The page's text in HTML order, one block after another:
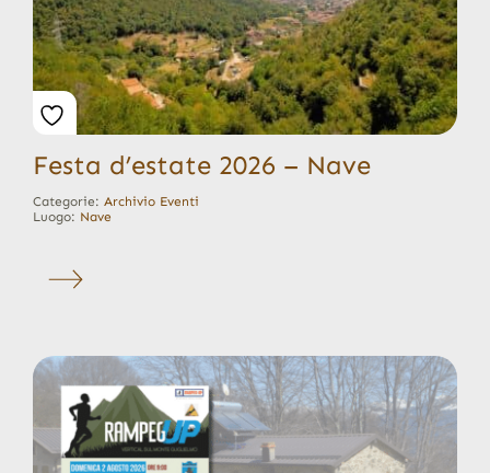
Festa d’estate 2026 – Nave
Categorie: Archivio Eventi
Luogo: Nave